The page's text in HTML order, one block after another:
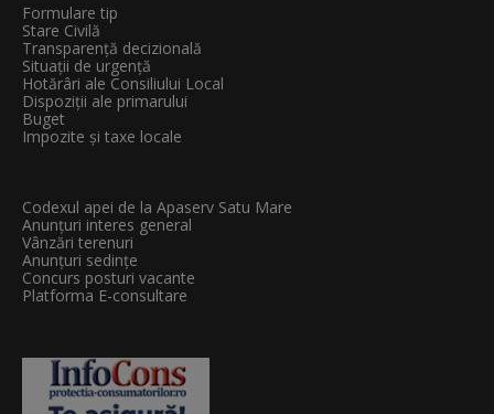
Formulare tip
Stare Civilă
Transparenţă decizională
Situații de urgență
Hotărâri ale Consiliului Local
Dispoziții ale primarului
Buget
Impozite și taxe locale
Codexul apei de la Apaserv Satu Mare
Anunțuri interes general
Vânzări terenuri
Anunțuri sedințe
Concurs posturi vacante
Platforma E-consultare